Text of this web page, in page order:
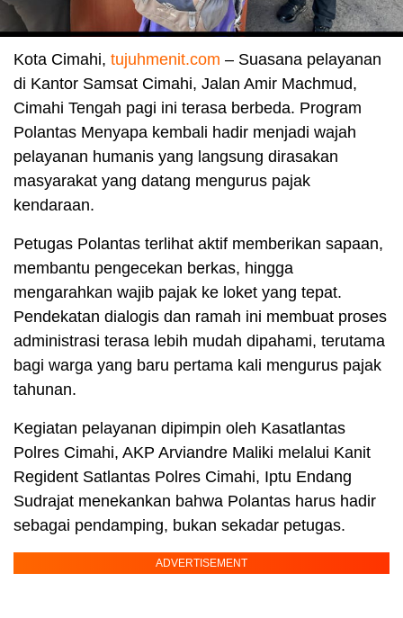
Kota Cimahi, tujuhmenit.com – Suasana pelayanan
di Kantor Samsat Cimahi, Jalan Amir Machmud,
Cimahi Tengah pagi ini terasa berbeda. Program
Polantas Menyapa kembali hadir menjadi wajah
pelayanan humanis yang langsung dirasakan
masyarakat yang datang mengurus pajak
kendaraan.
Petugas Polantas terlihat aktif memberikan sapaan,
membantu pengecekan berkas, hingga
mengarahkan wajib pajak ke loket yang tepat.
Pendekatan dialogis dan ramah ini membuat proses
administrasi terasa lebih mudah dipahami, terutama
bagi warga yang baru pertama kali mengurus pajak
tahunan.
Kegiatan pelayanan dipimpin oleh Kasatlantas
Polres Cimahi, AKP Arviandre Maliki melalui Kanit
Regident Satlantas Polres Cimahi, Iptu Endang
Sudrajat menekankan bahwa Polantas harus hadir
sebagai pendamping, bukan sekadar petugas.
ADVERTISEMENT